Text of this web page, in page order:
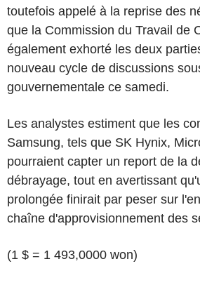
toutefois appelé à la reprise des
que la Commission du Travail de
également exhorté les deux
nouveau cycle de discussions
gouvernementale ce samedi.
Les analystes estiment que les
Samsung, tels que SK Hynix,
pourraient capter un report de la
débrayage, tout en avertissant
prolongée finirait par peser sur
chaîne d'approvisionnement des
(1 $ = 1 493,0000 won)